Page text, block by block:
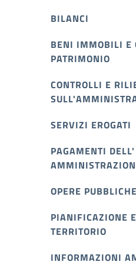
BILANCI
BENI IMMOBILI E
PATRIMONIO
CONTROLLI E
SERVIZI EROGATI
PAGAMENTI DELL'
OPERE PUBBLICHE
PIANIFICAZIONE
TERRITORIO
INFORMAZIONI